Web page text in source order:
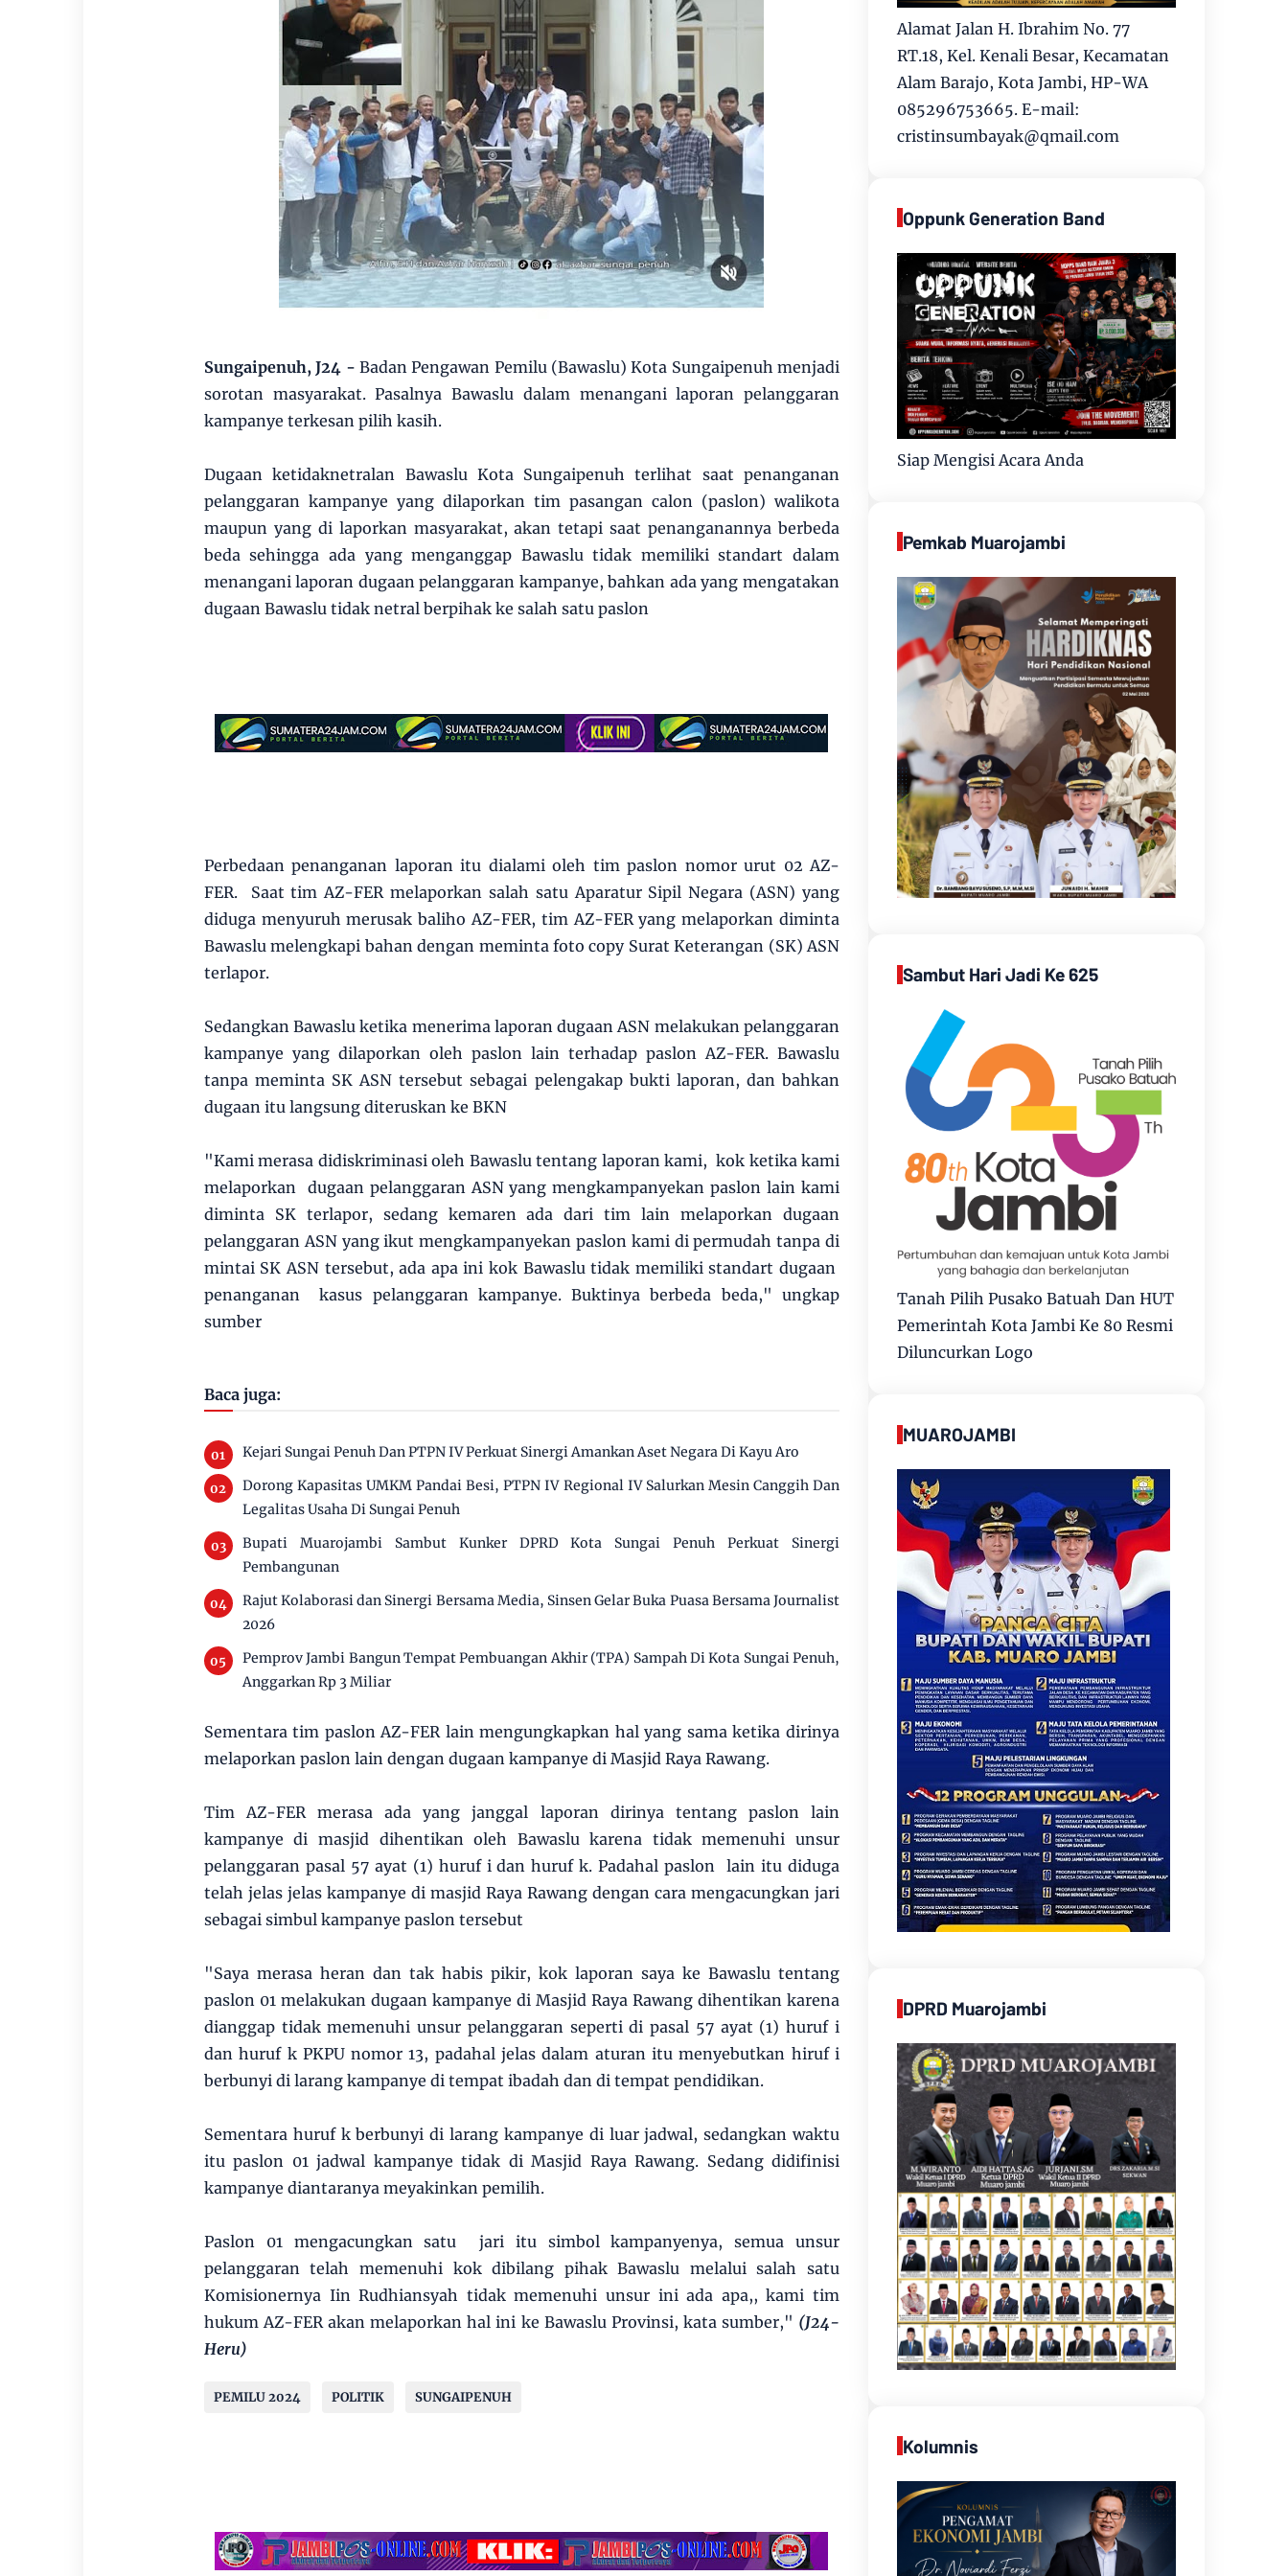
Sungaipenuh, J24 - Badan Pengawan Pemilu (Bawaslu) Kota Sungaipenuh menjadi
sorotan masyarakat. Pasalnya Bawaslu dalam menangani laporan pelanggaran
kampanye terkesan pilih kasih.
Dugaan ketidaknetralan Bawaslu Kota Sungaipenuh terlihat saat penanganan
pelanggaran kampanye yang dilaporkan tim pasangan calon (paslon) walikota
maupun yang di laporkan masyarakat, akan tetapi saat penanganannya berbeda
beda sehingga ada yang menganggap Bawaslu tidak memiliki standart dalam
menangani laporan dugaan pelanggaran kampanye, bahkan ada yang mengatakan
dugaan Bawaslu tidak netral berpihak ke salah satu paslon
Perbedaan penanganan laporan itu dialami oleh tim paslon nomor urut 02 AZ-
FER. Saat tim AZ-FER melaporkan salah satu Aparatur Sipil Negara (ASN) yang
diduga menyuruh merusak baliho AZ-FER, tim AZ-FER yang melaporkan diminta
Bawaslu melengkapi bahan dengan meminta foto copy Surat Keterangan (SK) ASN
terlapor.
Sedangkan Bawaslu ketika menerima laporan dugaan ASN melakukan pelanggaran
kampanye yang dilaporkan oleh paslon lain terhadap paslon AZ-FER. Bawaslu
tanpa meminta SK ASN tersebut sebagai pelengakap bukti laporan, dan bahkan
dugaan itu langsung diteruskan ke BKN
"Kami merasa didiskriminasi oleh Bawaslu tentang laporan kami, kok ketika kami
melaporkan dugaan pelanggaran ASN yang mengkampanyekan paslon lain kami
diminta SK terlapor, sedang kemaren ada dari tim lain melaporkan dugaan
pelanggaran ASN yang ikut mengkampanyekan paslon kami di permudah tanpa di
mintai SK ASN tersebut, ada apa ini kok Bawaslu tidak memiliki standart dugaan
penanganan kasus pelanggaran kampanye. Buktinya berbeda beda," ungkap
sumber
Baca juga:
Kejari Sungai Penuh Dan PTPN IV Perkuat Sinergi Amankan Aset Negara Di Kayu Aro
Dorong Kapasitas UMKM Pandai Besi, PTPN IV Regional IV Salurkan Mesin Canggih Dan
Legalitas Usaha Di Sungai Penuh
Bupati Muarojambi Sambut Kunker DPRD Kota Sungai Penuh Perkuat Sinergi
Pembangunan
Rajut Kolaborasi dan Sinergi Bersama Media, Sinsen Gelar Buka Puasa Bersama Journalist
2026
Pemprov Jambi Bangun Tempat Pembuangan Akhir (TPA) Sampah Di Kota Sungai Penuh,
Anggarkan Rp 3 Miliar
Sementara tim paslon AZ-FER lain mengungkapkan hal yang sama ketika dirinya
melaporkan paslon lain dengan dugaan kampanye di Masjid Raya Rawang.
Tim AZ-FER merasa ada yang janggal laporan dirinya tentang paslon lain
kampanye di masjid dihentikan oleh Bawaslu karena tidak memenuhi unsur
pelanggaran pasal 57 ayat (1) huruf i dan huruf k. Padahal paslon lain itu diduga
telah jelas jelas kampanye di masjid Raya Rawang dengan cara mengacungkan jari
sebagai simbul kampanye paslon tersebut
"Saya merasa heran dan tak habis pikir, kok laporan saya ke Bawaslu tentang
paslon 01 melakukan dugaan kampanye di Masjid Raya Rawang dihentikan karena
dianggap tidak memenuhi unsur pelanggaran seperti di pasal 57 ayat (1) huruf i
dan huruf k PKPU nomor 13, padahal jelas dalam aturan itu menyebutkan hiruf i
berbunyi di larang kampanye di tempat ibadah dan di tempat pendidikan.
Sementara huruf k berbunyi di larang kampanye di luar jadwal, sedangkan waktu
itu paslon 01 jadwal kampanye tidak di Masjid Raya Rawang. Sedang didifinisi
kampanye diantaranya meyakinkan pemilih.
Paslon 01 mengacungkan satu jari itu simbol kampanyenya, semua unsur
pelanggaran telah memenuhi kok dibilang pihak Bawaslu melalui salah satu
Komisionernya Iin Rudhiansyah tidak memenuhi unsur ini ada apa,, kami tim
hukum AZ-FER akan melaporkan hal ini ke Bawaslu Provinsi, kata sumber," (J24-
Heru)
PEMILU 2024 POLITIK SUNGAIPENUH
Alamat Jalan H. Ibrahim No. 77
RT.18, Kel. Kenali Besar, Kecamatan
Alam Barajo, Kota Jambi, HP-WA
085296753665. E-mail:
cristinsumbayak@qmail.com
Oppunk Generation Band
Siap Mengisi Acara Anda
Pemkab Muarojambi
Sambut Hari Jadi Ke 625
Tanah Pilih Pusako Batuah Dan HUT
Pemerintah Kota Jambi Ke 80 Resmi
Diluncurkan Logo
MUAROJAMBI
DPRD Muarojambi
Kolumnis